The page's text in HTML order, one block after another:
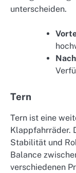
unterscheiden.
Tern
Tern ist eine
Klappfahrräder.
Stabilität und
Balance
verschiedenen